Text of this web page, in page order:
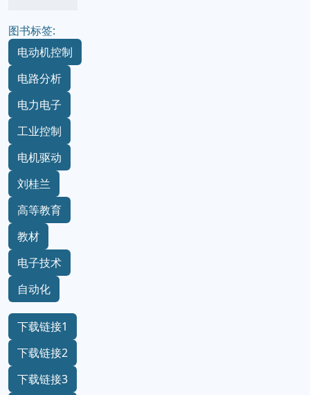
图书标签:
电动机控制
电路分析
电力电子
工业控制
电机驱动
刘桂兰
高等教育
教材
电子技术
自动化
下载链接1
下载链接2
下载链接3